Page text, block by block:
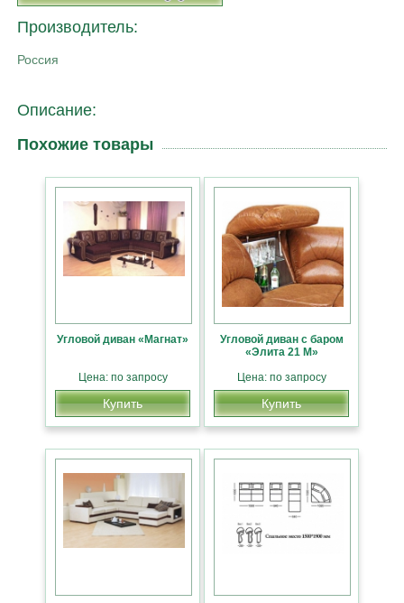
Производитель:
Россия
Описание:
Похожие товары
Угловой диван «Магнат»
Цена: по запросу
Купить
Угловой диван с баром
«Элита 21 М»
Цена: по запросу
Купить